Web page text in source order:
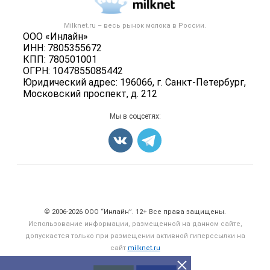
Milknet.ru – весь рынок молока в России.
ООО «Инлайн»
ИНН: 7805355672
КПП: 780501001
ОГРН: 1047855085442
Юридический адрес: 196066, г. Санкт-Петербург,
Московский проспект, д. 212
Контактная информация
Политика обработки персональных данных
Новости рынка
Вторичное сырье
Оборудование
Карта объявлений
Мы в соцсетях:
© 2006‑2026 ООО “Инлайн”. 12+ Все права защищены.
Использование информации, размещенной на данном сайте,
допускается только при размещении активной гиперссылки на
сайт milknet.ru